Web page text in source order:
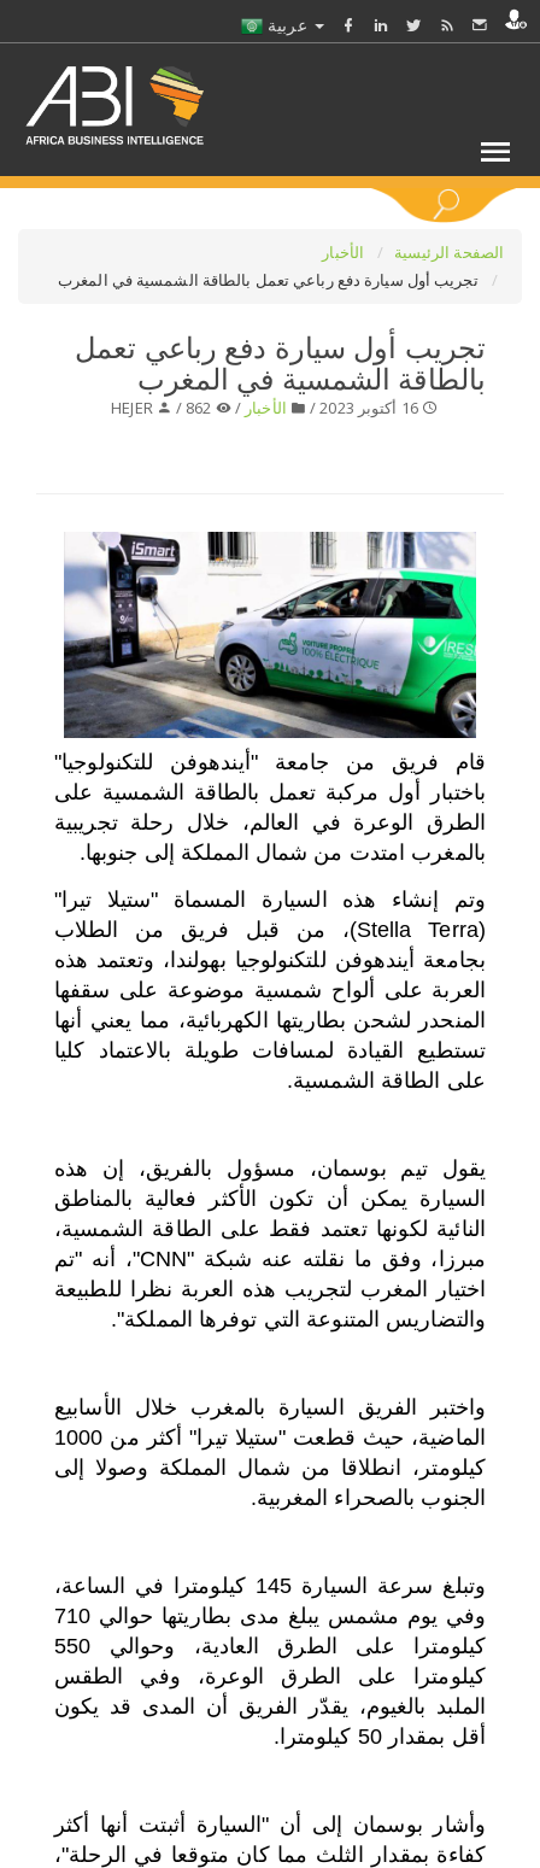
اختر بلدا/بلدان
الصفحة الرئيسية
الأخبار
تجريب أول سيارة دفع رباعي تعمل بالطاقة الشمسية في المغرب
تجريب أول سيارة دفع رباعي تعمل
بالطاقة الشمسية في المغرب
16 أكتوبر 2023 / الأخبار /
HEJER
قام فريق من جامعة "أيندهوفن للتكنولوجيا"
باختبار أول مركبة تعمل بالطاقة الشمسية على
الطرق الوعرة في العالم، خلال رحلة تجريبية
بالمغرب امتدت من شمال المملكة إلى جنوبها.
وتم إنشاء هذه السيارة المسماة "ستيلا تيرا"
(Stella Terra)، من قبل فريق من الطلاب
بجامعة أيندهوفن للتكنولوجيا بهولندا، وتعتمد هذه
العربة على ألواح شمسية موضوعة على سقفها
المنحدر لشحن بطاريتها الكهربائية، مما يعني أنها
تستطيع القيادة لمسافات طويلة بالاعتماد كليا
على الطاقة الشمسية.
يقول تيم بوسمان، مسؤول بالفريق، إن هذه
السيارة يمكن أن تكون الأكثر فعالية بالمناطق
النائية لكونها تعتمد فقط على الطاقة الشمسية،
مبرزا، وفق ما نقلته عنه شبكة "CNN"، أنه "تم
اختيار المغرب لتجريب هذه العربة نظرا للطبيعة
والتضاريس المتنوعة التي توفرها المملكة".
واختبر الفريق السيارة بالمغرب خلال الأسابيع
الماضية، حيث قطعت "ستيلا تيرا" أكثر من 1000
كيلومتر، انطلاقا من شمال المملكة وصولا إلى
الجنوب بالصحراء المغربية.
وتبلغ سرعة السيارة 145 كيلومترا في الساعة،
وفي يوم مشمس يبلغ مدى بطاريتها حوالي 710
كيلومترا على الطرق العادية، وحوالي 550
كيلومترا على الطرق الوعرة، وفي الطقس
الملبد بالغيوم، يقدّر الفريق أن المدى قد يكون
أقل بمقدار 50 كيلومترا.
وأشار بوسمان إلى أن "السيارة أثبتت أنها أكثر
كفاءة بمقدار الثلث مما كان متوقعا في الرحلة"،